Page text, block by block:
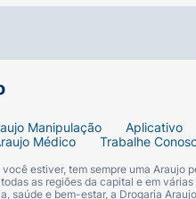
, os efeitos colaterais mais
raros (entre 0,01% e 0,1%
(erupções cutâneas);
Manipulação Aplicativo
Médico Trabalhe
estiver, tem sempre uma
as regiões da capital e em
saúde e bem-estar, a Drogaria